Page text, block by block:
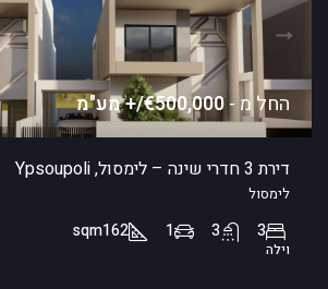
החל מ -€500,000/+ מע"מ
דירת 3 חדרי שינה – לימסול, Ypsoupoli
לימסול
3
3
1
162
sqm
וילה